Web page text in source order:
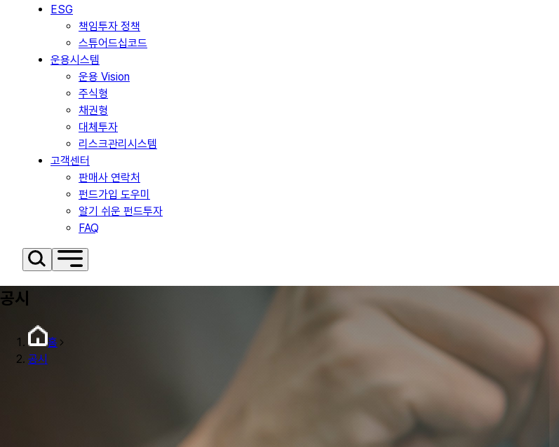
ESG
책임투자 정책
스튜어드십코드
운용시스템
운용 Vision
주식형
채권형
대체투자
리스크관리시스템
고객센터
판매사 연락처
펀드가입 도우미
알기 쉬운 펀드투자
FAQ
공시
홈
공시